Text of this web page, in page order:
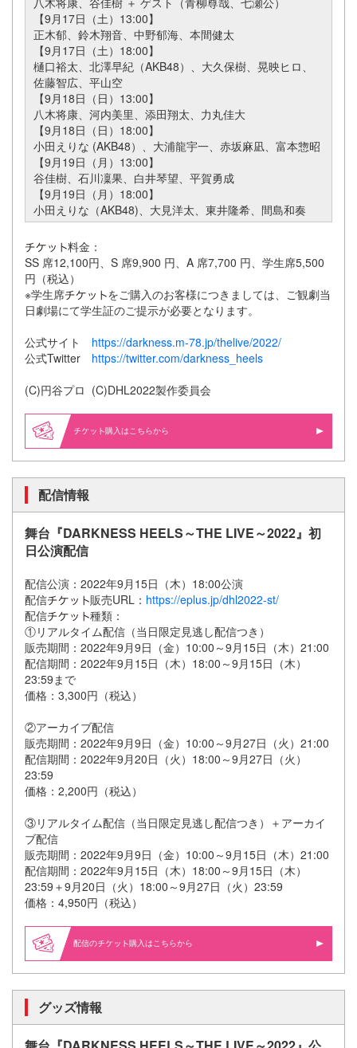
【9月17日（土）13:00】
正木郁、鈴木翔音、中野郁海、本間健太
【9月17日（土）18:00】
樋口裕太、北澤早紀（AKB48）、大久保樹、晃映ヒロ、
佐藤智広、平山空
【9月18日（日）13:00】
八木将康、河内美里、添田翔太、力丸佳大
【9月18日（日）18:00】
小田えりな (AKB48）、大浦龍宇一、赤坂麻凪、富本惣昭
【9月19日（月）13:00】
谷佳樹、石川凜果、白井琴望、平賀勇成
【9月19日（月）18:00】
小田えりな（AKB48)、大見洋太、東井隆希、間島和奏
料金：
SS 席12,100円、S 席9,900 円、A 席7,700 円、学生席5,500
円（税込）
※学生席
をご購入のお客様につきましては、ご観劇当
日劇場にて学生証のご提示が必要となります。
公式サイト https://darkness.m-78.jp/thelive/2022/
公式Twitter https://twitter.com/darkness_heels
(C)円谷プロ (C)DHL2022製作委員会
購入はこちらから
配信情報
舞台『DARKNESS HEELS～THE LIVE～2022』初
日公演配信
配信公演：2022年9月15日（木）18:00公演
配信
販売URL： https://eplus.jp/dhl2022-st/
配信
種類：
①リアルタイム配信（当日限定見逃し配信つき）
販売期間：2022年9月9日（金）10:00～9月15日（木）21:00
配信期間：2022年9月15日（木）18:00～9月15日（木）
23:59まで
価格：3,300円（税込）
②アーカイブ配信
販売期間：2022年9月9日（金）10:00～9月27日（火）21:00
配信期間：2022年9月20日（火）18:00～9月27日（火）
23:59
価格：2,200円（税込）
③リアルタイム配信（当日限定見逃し配信つき）＋アーカイ
ブ配信
販売期間：2022年9月9日（金）10:00～9月15日（木）21:00
配信期間：2022年9月15日（木）18:00～9月15日（木）
23:59＋9月20日（火）18:00～9月27日（火）23:59
価格：4,950円（税込）
配信の 購入はこちらから
グッズ情報